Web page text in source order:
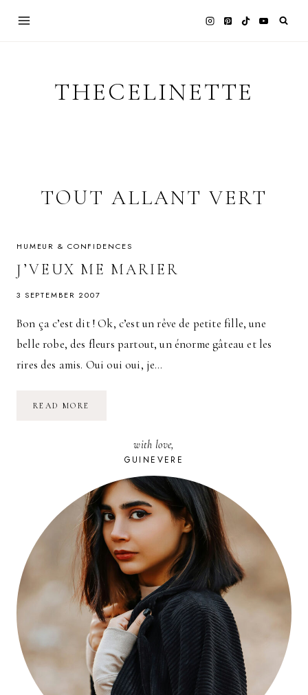
THECELINETTE
TOUT ALLANT VERT
HUMEUR & CONFIDENCES
J’VEUX ME MARIER
3 SEPTEMBER 2007
Bon ça c’est dit ! Ok, c’est un rêve de petite fille, une
belle robe, des fleurs partout, un énorme gâteau et les
rires des amis. Oui oui oui, je…
READ MORE
with love,
GUINEVERE